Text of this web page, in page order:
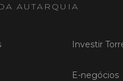
AUTARQUIA
Investir
E-negócios